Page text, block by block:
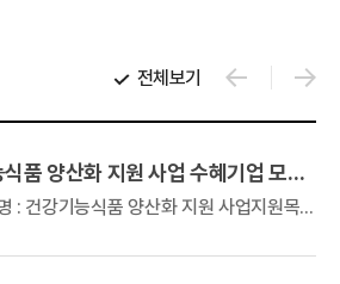
건강기능식품 양산화 지원 사업 수혜기업 모집 공고
지원사업명 : 건강기능식품 양산화 지원 사업지원목적 : GMP, HACCP 인증 등의 생산 인프라를 활용하여 건강기능식품 제조지원품목명 : 건강...
전체보기